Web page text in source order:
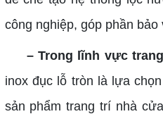
công nghiệp, góp phần
– Trong lĩnh vực
inox đục lỗ tròn là lựa
sản phẩm trang trí nhà